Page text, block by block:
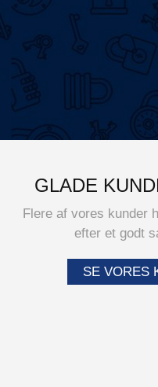
GLADE
Flere af vores kunder
efter et godt
SE VORES